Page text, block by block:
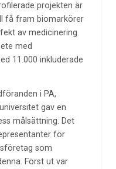
projekten är
få fram biomarkörer
av medicinering.
med
11.000 inkluderade
i PA,
gav en
målsättning. Det
för
som
Först ut var